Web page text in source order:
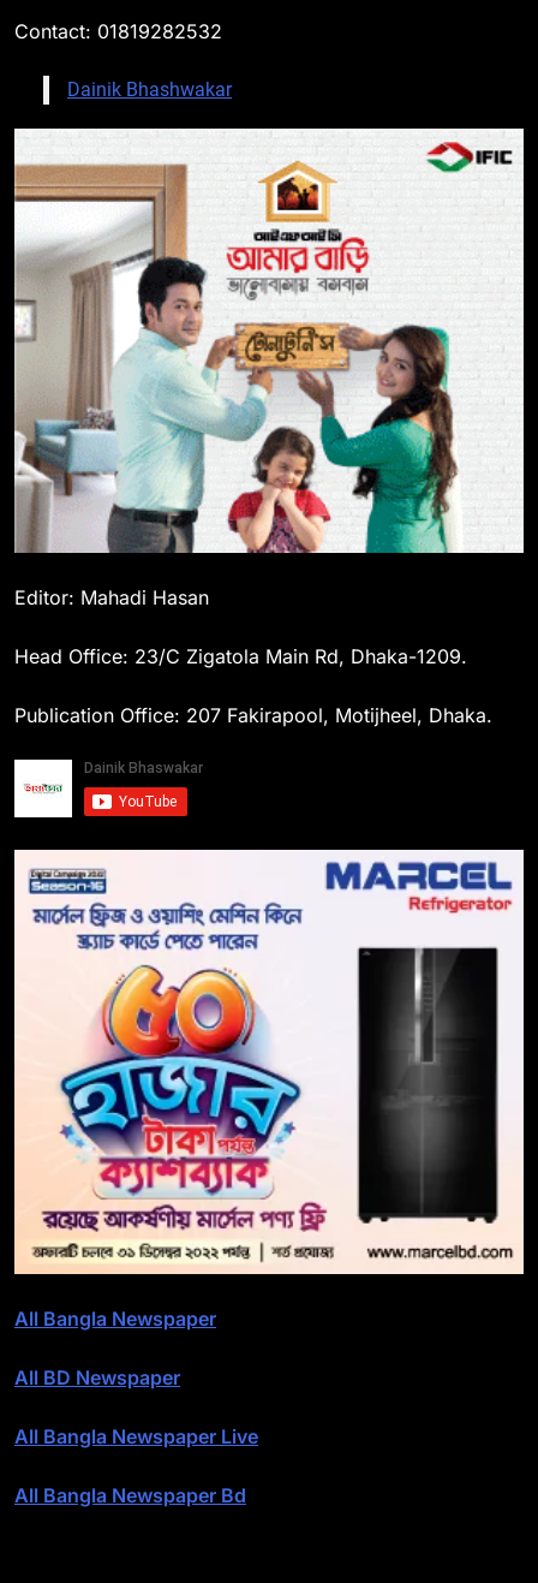
Contact: 01819282532
Dainik Bhashwakar
Editor: Mahadi Hasan
Head Office: 23/C Zigatola Main Rd, Dhaka-1209.
Publication Office: 207 Fakirapool, Motijheel, Dhaka.
All Bangla Newspaper
All BD Newspaper
All Bangla Newspaper Live
All Bangla Newspaper Bd